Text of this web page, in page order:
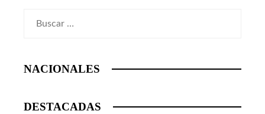
NACIONALES
DESTACADAS